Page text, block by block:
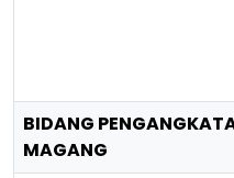
BIDANG
MAGANG